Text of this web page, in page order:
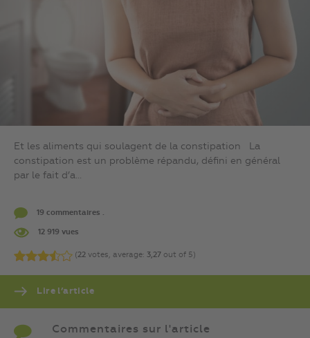
Et les aliments qui soulagent de la constipation La
constipation est un problème répandu, défini en général
par le fait d’a...
19 commentaires .
12 919 vues
(22 votes, average: 3,27 out of 5)
Lire l’article
Commentaires sur l'article